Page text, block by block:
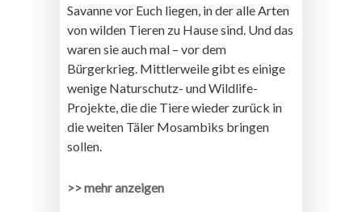
Savanne vor Euch liegen, in der alle Arten
von wilden Tieren zu Hause sind. Und das
waren sie auch mal – vor dem
Bürgerkrieg. Mittlerweile gibt es einige
wenige Naturschutz- und Wildlife-
Projekte, die die Tiere wieder zurück in
die weiten Täler Mosambiks bringen
sollen.
>> mehr anzeigen